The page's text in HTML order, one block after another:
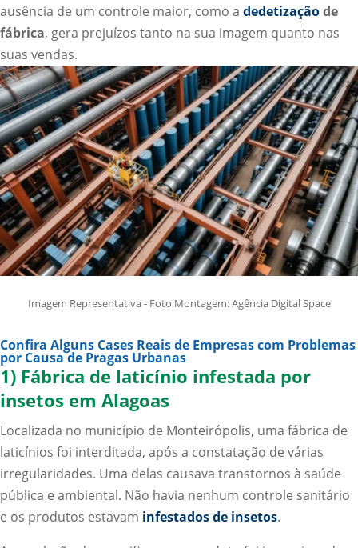
ausência de um controle maior, como a dedetizaçãode
fábrica, gera prejuízos tanto na sua imagem quanto nas
suas vendas.
Imagem Representativa - Foto Montagem: Agência Digital Space
Confira Alguns Cases Reais de Empresas com Problemas
por Causa de Pragas Urbanas
1) Fábrica de laticínio infestada por
insetos em Alagoas
Localizada no município de Monteirópolis, uma fábrica de
laticínios foi interditada, após a constatação de várias
irregularidades. Uma delas causava transtornos à saúde
pública e ambiental. Não havia nenhum controle sanitário
e os produtos estavam infestados de insetos.